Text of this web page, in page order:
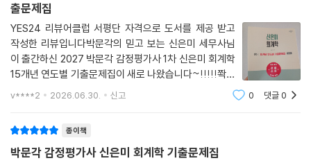
출문제집
YES24 리뷰어클럽 서평단 자격으로 도서를 제공 받고
작성한 리뷰입니다박문각의 믿고 보는 신은미 세무사님
이 출간하신 2027 박문각 감정평가사 1차 신은미 회계학
15개년 연도별 기출문제집이 새로 나왔습니다~!!!!!쫙쫙
쫙쫙~~이번에 나온 2027 박문각 감정평가사 1차 신은
v****2 2026.06.30. 신고 0 댓글0
종이책
박문각 감정평가사 신은미 회계학 기출문제집